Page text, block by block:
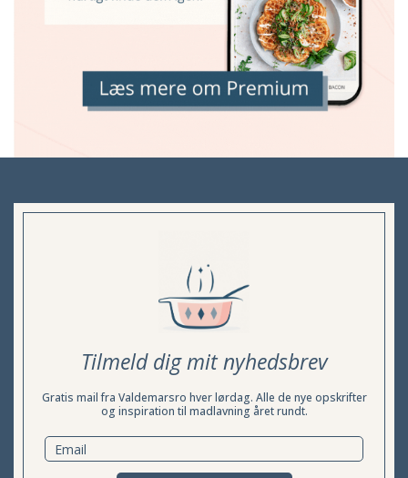
Tilmeld dig mit nyhedsbrev
Gratis mail fra Valdemarsro hver lørdag. Alle de nye opskrifter
og inspiration til madlavning året rundt.